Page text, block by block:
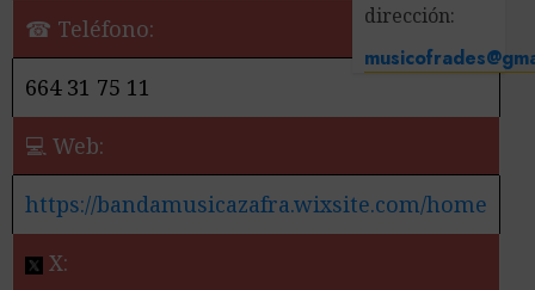
☎ Teléfono:
664 31 75 11
💻 Web:
https://bandamusicazafra.wixsite.com/home
X:
dirección: